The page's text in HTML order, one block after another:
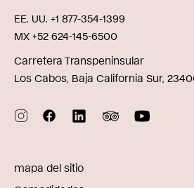
EE. UU. +1 877-354-1399
MX +52 624-145-6500
Carretera Transpeninsular
Los Cabos, Baja California Sur,
mapa del sitio